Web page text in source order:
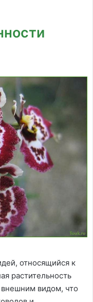
относящийся к
растительность
видом, что